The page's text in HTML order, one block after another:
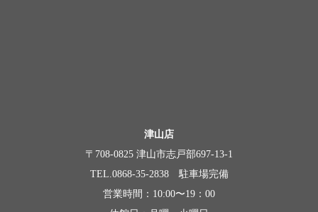
津山店
〒708-0825 津山市志戸部697-13-1
TEL.0868-35-2838 駐車場完備
営業時間：10:00〜19：00